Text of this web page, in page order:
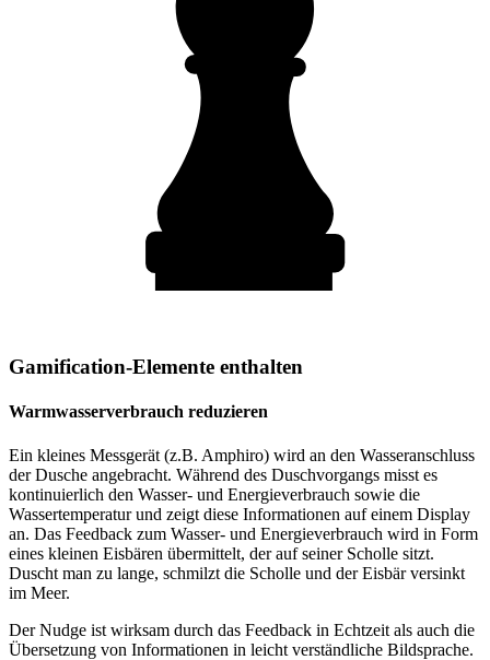
Gamification-Elemente enthalten
Warmwasserverbrauch reduzieren
Ein kleines Messgerät (z.B. Amphiro) wird an den Wasseranschluss
der Dusche angebracht. Während des Duschvorgangs misst es
kontinuierlich den Wasser- und Energieverbrauch sowie die
Wassertemperatur und zeigt diese Informationen auf einem Display
an. Das Feedback zum Wasser- und Energieverbrauch wird in Form
eines kleinen Eisbären übermittelt, der auf seiner Scholle sitzt.
Duscht man zu lange, schmilzt die Scholle und der Eisbär versinkt
im Meer.
Der Nudge ist wirksam durch das Feedback in Echtzeit als auch die
Übersetzung von Informationen in leicht verständliche Bildsprache.